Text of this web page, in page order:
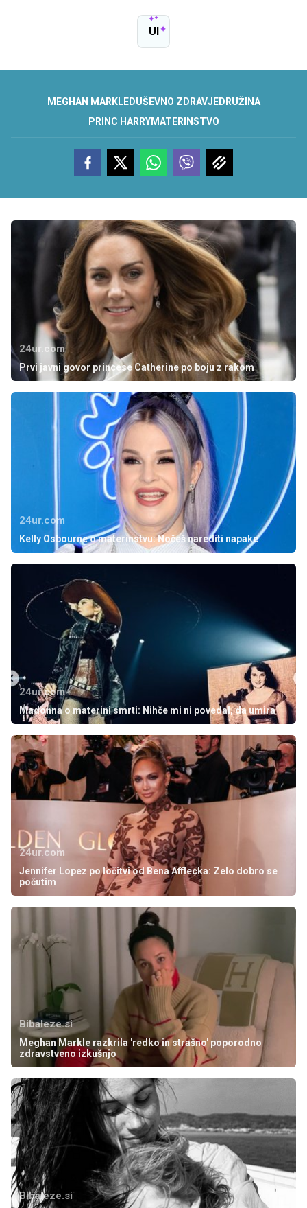
UI
MEGHAN MARKLEDUŠEVNO ZDRAVJEDRUŽINA
PRINC HARRYMATERINSTVO
24ur.com
Prvi javni govor princese Catherine po boju z rakom
24ur.com
Kelly Osbourne o materinstvu: Nočeš narediti napake
24ur.com
Madonna o materini smrti: Nihče mi ni povedal, da umira
24ur.com
Jennifer Lopez po ločitvi od Bena Afflecka: Zelo dobro se
počutim
Bibaleze.si
Meghan Markle razkrila 'redko in strašno' poporodno
zdravstveno izkušnjo
Bibaleze.si